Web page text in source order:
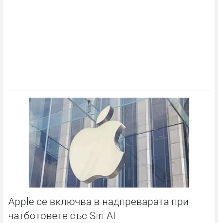
Apple се включва в надпреварата при
чатботовете със Siri AI